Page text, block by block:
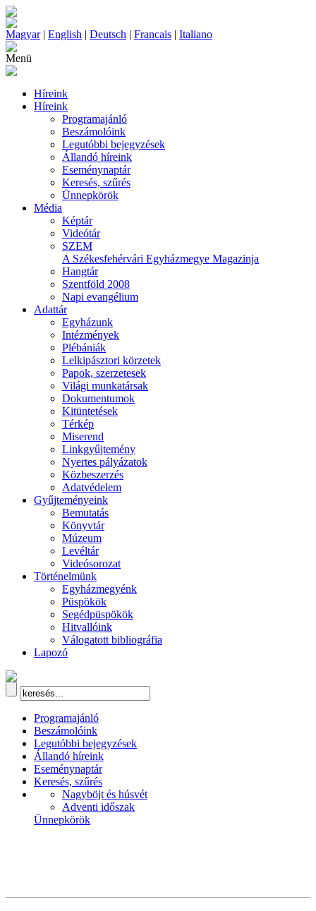
Magyar| English | Deutsch | Francais | Italiano
Menü
Híreink
Híreink
Programajánló
Beszámolóink
Legutóbbi bejegyzések
Állandó híreink
Eseménynaptár
Keresés, szűrés
Ünnepkörök
Média
Képtár
Videótár
SZEM
A Székesfehérvári Egyházmegye Magazinja
Hangtár
Szentföld 2008
Napi evangélium
Adattár
Egyházunk
Intézmények
Plébániák
Lelkipásztori körzetek
Papok, szerzetesek
Világi munkatársak
Dokumentumok
Kitüntetések
Térkép
Miserend
Linkgyűjtemény
Nyertes pályázatok
Közbeszerzés
Adatvédelem
Gyűjteményeink
Bemutatás
Könyvtár
Múzeum
Levéltár
Videósorozat
Történelmünk
Egyházmegyénk
Püspökök
Segédpüspökök
Hitvallóink
Válogatott bibliográfia
Lapozó
Programajánló
Beszámolóink
Legutóbbi bejegyzések
Állandó híreink
Eseménynaptár
Keresés, szűrés
Nagyböjt és húsvét
Adventi időszak
Ünnepkörök